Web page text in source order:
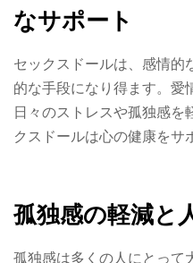
なサポート
セックスドールは、感情的
的な手段になり得ます。愛
日々のストレスや孤独感を
クスドールは心の健康をサ
孤独感の軽減と
孤独感は多くの人にとって